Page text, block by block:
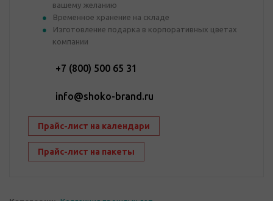
вашему желанию
Временное хранение на складе
Изготовление подарка в корпоративных цветах
компании
+7 (800) 500 65 31
info@shoko-brand.ru
Прайс-лист на календари
Прайс-лист на пакеты